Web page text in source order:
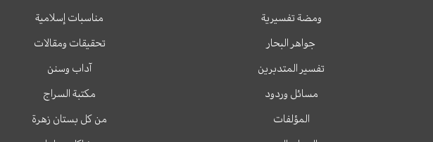
ومضة تفسيرية
جواهر البحار
تفسير المتدبرين
مسائل وردود
المؤلفات
مناسبات إسلامية
تحقيقات ومقالات
آداب وسنن
مكتبة السراج
من كل بستان زهرة